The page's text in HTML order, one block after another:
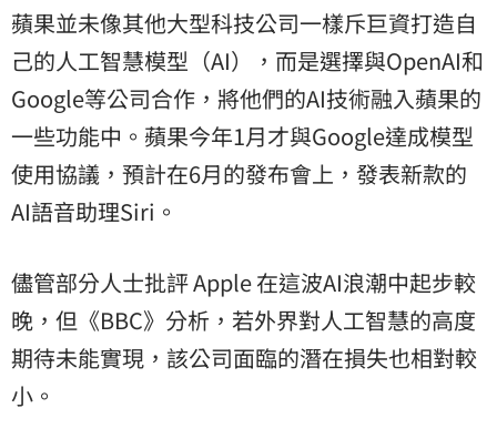
蘋果並未像其他大型科技公司一樣斥巨資打造自
己的人工智慧模型（AI），而是選擇與OpenAI和
Google等公司合作，將他們的AI技術融入蘋果的
一些功能中。蘋果今年1月才與Google達成模型
使用協議，預計在6月的發布會上，發表新款的
AI語音助理Siri。
儘管部分人士批評 Apple 在這波AI浪潮中起步較
晚，但《BBC》分析，若外界對人工智慧的高度
期待未能實現，該公司面臨的潛在損失也相對較
小。